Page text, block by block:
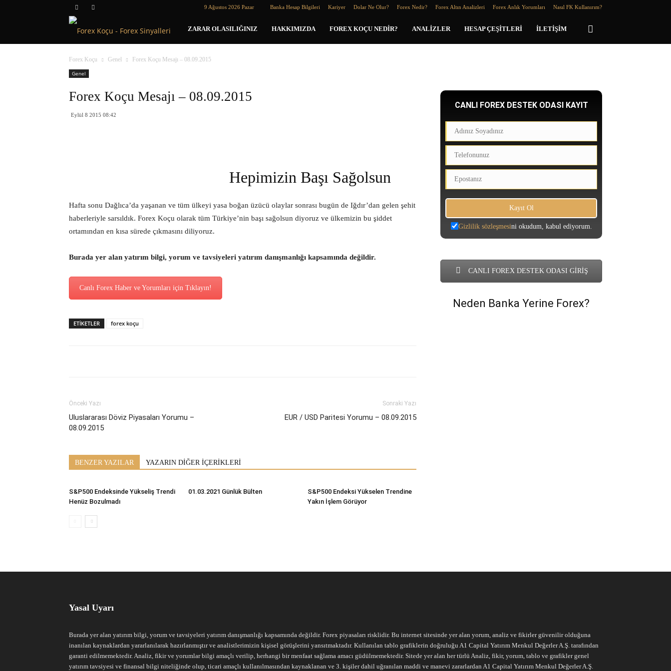
9 Ağustos 2026 Pazar Banka Hesap Bilgileri Kariyer Dolar Ne Olur? Forex Nedir? Forex Altın Analizleri Forex Anlık Yorumları Nasıl FK Kullanırım?
Forex
Koçu
ZARAR OLASILIĞINIZ HAKKIMIZDA FOREX KOÇU NEDIR? ANALIZLER HESAP ÇEŞITLERI İLETIŞIM
Forex Koçu Genel
Forex Koçu Mesajı – 08.09.2015
Genel
Forex Koçu Mesajı – 08.09.2015
Eylül 8 2015 08:42
Hepimizin Başı Sağolsun
Hafta sonu Dağlıca’da yaşanan ve tüm ülkeyi yasa boğan üzücü olaylar sonrası bugün de Iğdır’dan gelen şehit
haberleriyle sarsıldık. Forex Koçu olarak tüm Türkiye’nin başı sağolsun diyoruz ve ülkemizin bu şiddet
ortamından en kısa sürede çıkmasını diliyoruz.
Burada yer alan yatırım bilgi, yorum ve tavsiyeleri yatırım danışmanlığı kapsamında değildir.
Canlı Forex Haber ve Yorumları için Tıklayın!
ETİKETLER forex koçu
Önceki Yazı
Uluslararası Döviz Piyasaları Yorumu –
08.09.2015
Sonraki Yazı
EUR / USD Paritesi Yorumu – 08.09.2015
BENZER YAZILAR YAZARIN DİĞER İÇERİKLERİ
S&P500 Endeksinde Yükseliş Trendi
Henüz Bozulmadı
01.03.2021 Günlük Bülten
S&P500 Endeksi Yükselen Trendine
Yakın İşlem Görüyor
CANLI FOREX DESTEK ODASI KAYIT
Gizlilik sözleşmesini okudum, kabul ediyorum.
CANLI FOREX DESTEK ODASI GİRİŞ
Neden Banka Yerine Forex?
Yasal Uyarı
Burada yer alan yatırım bilgi, yorum ve tavsiyeleri yatırım danışmanlığı kapsamında değildir. Forex piyasaları risklidir. Bu internet sitesinde yer alan yorum, analiz ve fikirler güvenilir olduğuna
inanılan kaynaklardan yararlanılarak hazırlanmıştır ve analistlerimizin kişisel görüşlerini yansıtmaktadır. Kullanılan tablo grafiklerin doğruluğu A1 Capital Yatırım Menkul Değerler A.Ş. tarafından
garanti edilmemektedir. Analiz, fikir ve yorumlar bilgi amaçlı verilip, herhangi bir menfaat sağlama amacı güdülmemektedir. Sitede yer alan her türlü Analiz, fikir, yorum, tablo ve grafikler genel
yatırım tavsiyesi ve finansal bilgi niteliğinde olup, ticari amaçlı kullanılmasından kaynaklanan ve 3. kişiler dahil uğranılan maddi ve manevi zararlardan A1 Capital Yatırım Menkul Değerler A.Ş.